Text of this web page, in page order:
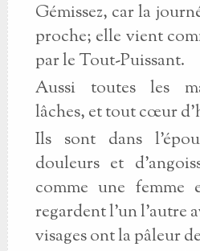
Gémissez, car la
proche; elle vient
par le Tout-Puissant.
Aussi toutes les
lâches, et tout cœur
Ils sont dans
douleurs et
comme une femme
regardent l'un l'autre
visages ont la pâleur